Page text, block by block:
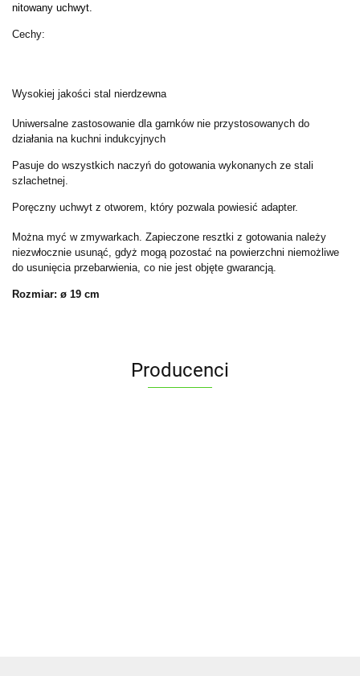
nitowany uchwyt.
Cechy:
Wysokiej jakości stal nierdzewna
Uniwersalne zastosowanie dla garnków nie przystosowanych do
działania na kuchni indukcyjnych
Pasuje do wszystkich naczyń do gotowania wykonanych ze stali
szlachetnej.
Poręczny uchwyt z otworem, który pozwala powiesić adapter.
Można myć w zmywarkach. Zapieczone resztki z gotowania należy
niezwłocznie usunąć, gdyż mogą pozostać na powierzchni niemożliwe
do usunięcia przebarwienia, co nie jest objęte gwarancją.
Rozmiar: ø 19 cm
Producenci